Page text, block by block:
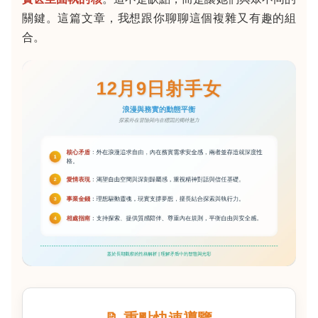
關鍵。這篇文章，我想跟你聊聊這個複雜又有趣的組
合。